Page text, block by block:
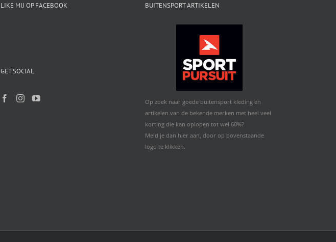
LIKE MIJ OP FACEBOOK
GET SOCIAL
BUITENSPORT ARTIKELEN
Op zoek naar goede buitensport kleding en
artikelen van de bekende merken met heel veel
korting die kan oplopen tot wel 60%?
Meld je dan hier aan, door op bovenstaande
logo te klikken.